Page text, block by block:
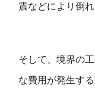
震などにより倒
そして、境界の
な費用が発生す